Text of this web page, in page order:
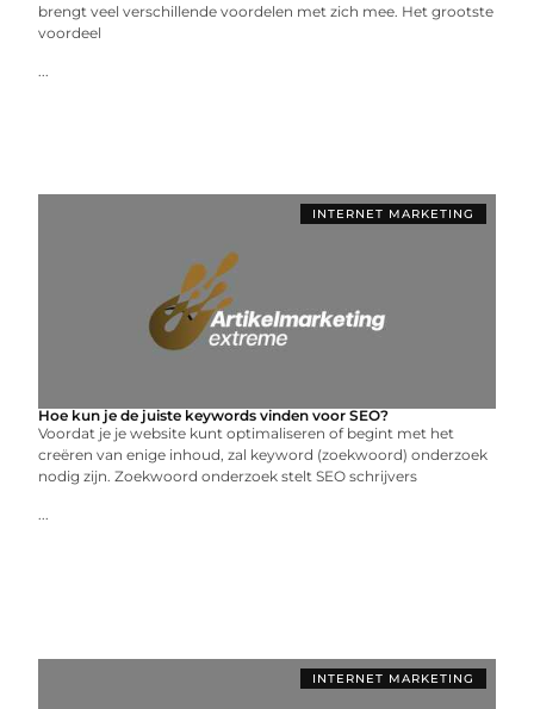
brengt veel verschillende voordelen met zich mee. Het grootste
voordeel
...
INTERNET MARKETING
Hoe kun je de juiste keywords vinden voor SEO?
Voordat je je website kunt optimaliseren of begint met het
creëren van enige inhoud, zal keyword (zoekwoord) onderzoek
nodig zijn. Zoekwoord onderzoek stelt SEO schrijvers
...
INTERNET MARKETING